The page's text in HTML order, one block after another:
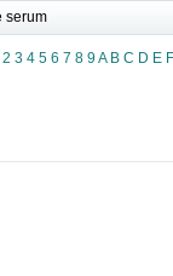
serum
2 3 4 5 6 7 8 9 A B C D E F